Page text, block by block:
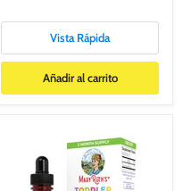
Vista Rápida
Añadir al carrito